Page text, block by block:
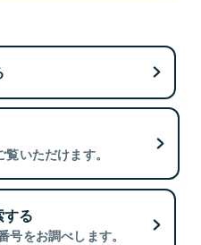
いただけます。
る
をお調べします。